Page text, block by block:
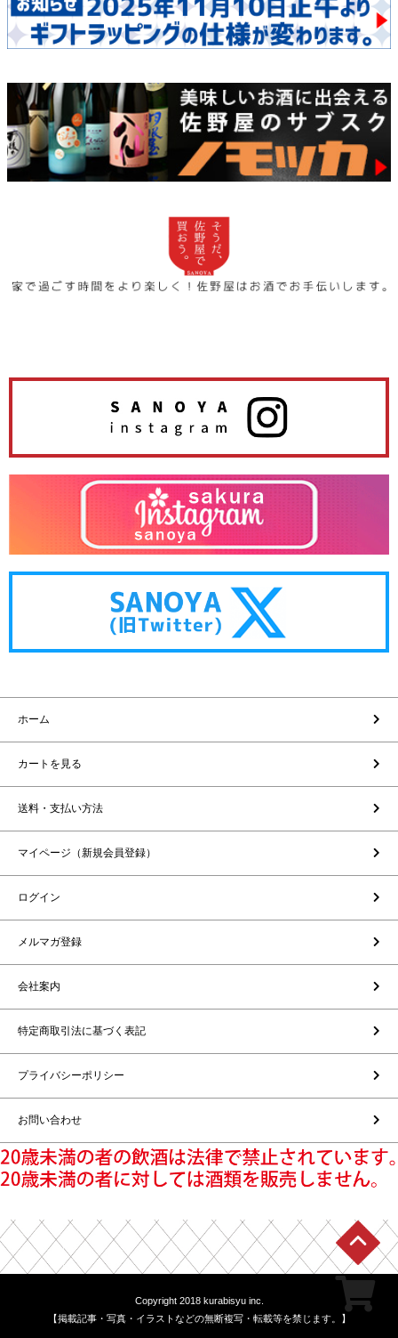
ホーム
カートを見る
送料・支払い方法
マイページ（新規会員登録）
ログイン
メルマガ登録
会社案内
特定商取引法に基づく表記
プライバシーポリシー
お問い合わせ
Copyright 2018 kurabisyu inc.
【掲載記事・写真・イラストなどの無断複写・転載等を禁じます。】